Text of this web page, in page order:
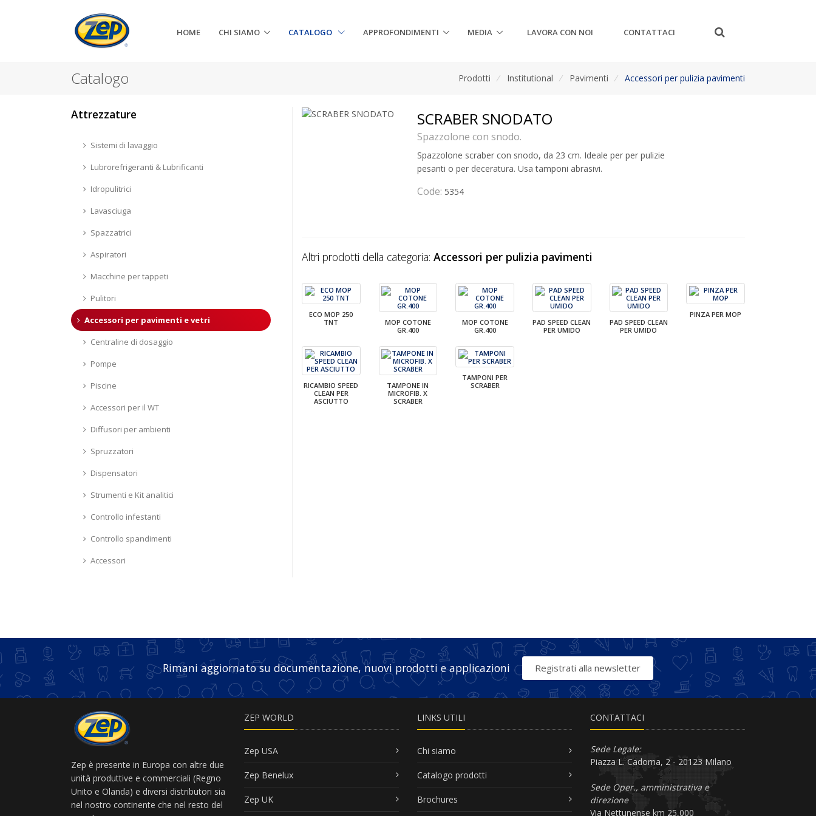
HOME CHI SIAMO CATALOGO APPROFONDIMENTI MEDIA LAVORA CON NOI CONTATTACI
Catalogo Prodotti / Institutional / Pavimenti / Accessori per pulizia pavimenti
SCRABER SNODATO
Spazzolone con snodo.
Spazzolone scraber con snodo, da 23 cm. Ideale per per pulizie
pesanti o per deceratura. Usa tamponi abrasivi.
Code: 5354
Altri prodotti della categoria: Accessori per pulizia pavimenti
ECO MOP 250
TNT
MOP COTONE
GR.400
MOP COTONE
GR.400
PAD SPEED CLEAN
PER UMIDO
PAD SPEED CLEAN
PER UMIDO
PINZA PER MOP
RICAMBIO SPEED
CLEAN PER
ASCIUTTO
TAMPONE IN
MICROFIB. X
SCRABER
TAMPONI PER
SCRABER
Attrezzature
Sistemi di lavaggio
Lubrorefrigeranti & Lubrificanti
Idropulitrici
Lavasciuga
Spazzatrici
Aspiratori
Macchine per tappeti
Pulitori
Accessori per pavimenti e vetri
Centraline di dosaggio
Pompe
Piscine
Accessori per il WT
Diffusori per ambienti
Spruzzatori
Dispensatori
Strumenti e Kit analitici
Controllo infestanti
Controllo spandimenti
Accessori
Rimani aggiornato su documentazione, nuovi prodotti e applicazioni Registrati alla newsletter
Zep è presente in Europa con altre due
unità produttive e commerciali (Regno
Unito e Olanda) e diversi distributori sia
nel nostro continente che nel resto del
ZEP WORLD
Zep USA
Zep Benelux
Zep UK
LINKS UTILI
Chi siamo
Catalogo prodotti
Brochures
CONTATTACI
Sede Legale:
Piazza L. Cadorna, 2 - 20123 Milano
Sede Oper., amministrativa e
direzione
Via Nettunense km 25,000